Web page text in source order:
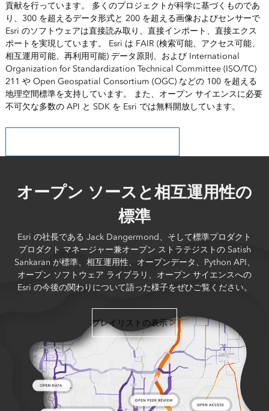
貢献を行っています。 多くのプロジェクトが科学に基づくものであ
り、300 を超えるデータ形式と 200 を超える画像およびセンサーで
Esri のソフトウェアは直接読み取り、直接インポート、直接エクス
ポートを実現しています。 Esri は FAIR (検索可能、アクセス可能、
相互運用可能、再利用可能) データ原則、および International
Organization for Standardization Technical Committee (ISO/TC)
211 や Open Geospatial Consortium (OGC) などの 100 を超える
地理空間標準を支持しています。 また、オープン サイエンスに必要
不可欠な多数の API と SDK を Esri では無料開放しています。
オープン ソースと相互運用性の
標準
Esri の社長である Jack Dangermond、そして標準プロダクト
プロダクト マネージャー兼オープン ストラテジストの Satish
Sankaran が標準、相互運用性、オープンデータ、Python API、
オープン ソフトウェア ライブラリ、オープン サイエンスへの
Esri の今後の関わりについて語った様子をぜひご覧ください。
プレイリストの表示